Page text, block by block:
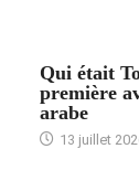
Qui était
première
arabe
13 juillet